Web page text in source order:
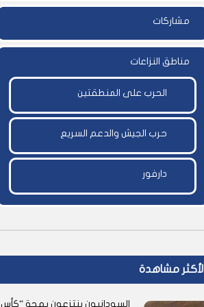
مشاركات
مناطق النزاعات
الحرب على المنطقتين
حرب الجيش والدعم السريع
دارفور
مشاهدة
السودانيون ينتزعون بهجة “كأس